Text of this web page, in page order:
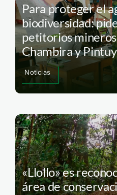
Para proteger el
biodiversidad:
petitorios
Chambira y
Noticias
«Llollo» es
área de